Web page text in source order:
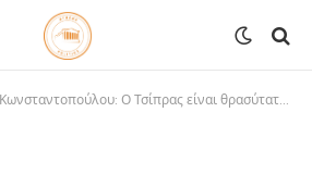
Κωνσταντοπούλου: Ο Τσίπρας είναι θρασύτατος και αποτυχημένος, ήξεραν για τους νεκρούς στο Μάτι και ρωτούσαν για την Κινέτα